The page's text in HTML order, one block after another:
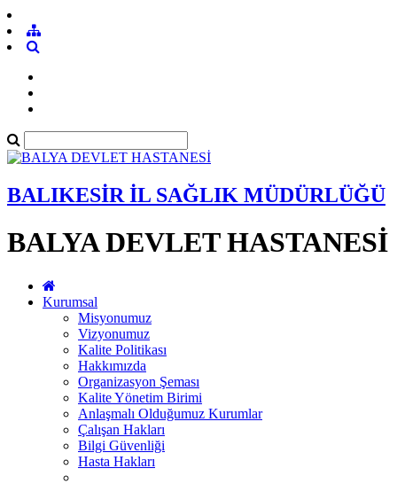
BALIKESİR İL SAĞLIK MÜDÜRLÜĞÜ
BALYA DEVLET HASTANESİ
Kurumsal
Misyonumuz
Vizyonumuz
Kalite Politikası
Hakkımızda
Organizasyon Şeması
Kalite Yönetim Birimi
Anlaşmalı Olduğumuz Kurumlar
Çalışan Hakları
Bilgi Güvenliği
Hasta Hakları